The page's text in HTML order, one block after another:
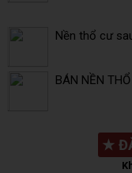
Nền thổ cư
BÁN NỀN
★